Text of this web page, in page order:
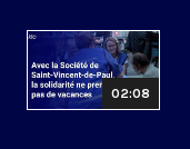
02:08